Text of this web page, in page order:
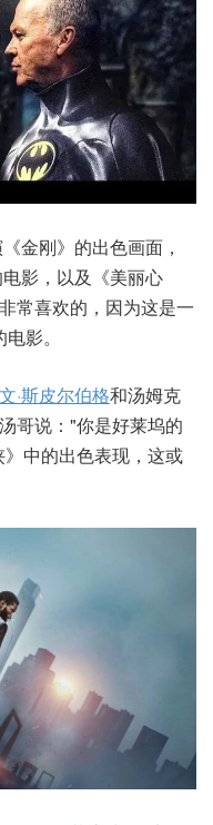
金刚》的出色画面，
影，以及《美丽心
常喜欢的，因为这是一
影。
·斯皮尔伯格和汤姆克
哥说："你是好莱坞的
中的出色表现，这或